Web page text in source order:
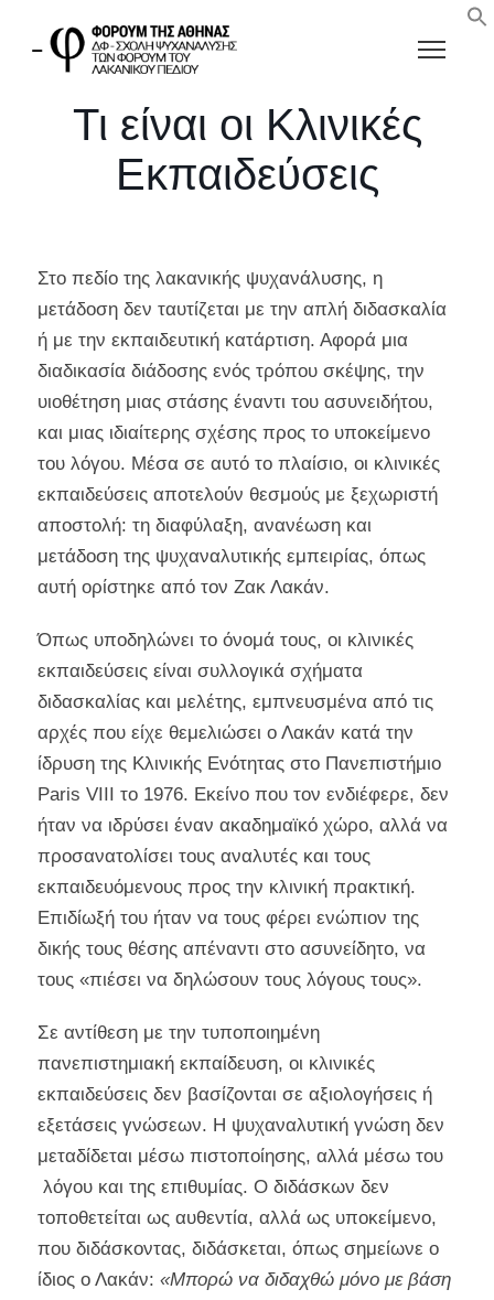
Τι είναι οι Κλινικές
Εκπαιδεύσεις
Στο πεδίο της λακανικής ψυχανάλυσης, η
μετάδοση δεν ταυτίζεται με την απλή διδασκαλία
ή με την εκπαιδευτική κατάρτιση. Αφορά μια
διαδικασία διάδοσης ενός τρόπου σκέψης, την
υιοθέτηση μιας στάσης έναντι του ασυνειδήτου,
και μιας ιδιαίτερης σχέσης προς το υποκείμενο
του λόγου. Μέσα σε αυτό το πλαίσιο, οι κλινικές
εκπαιδεύσεις αποτελούν θεσμούς με ξεχωριστή
αποστολή: τη διαφύλαξη, ανανέωση και
μετάδοση της ψυχαναλυτικής εμπειρίας, όπως
αυτή ορίστηκε από τον Ζακ Λακάν.
Όπως υποδηλώνει το όνομά τους, οι κλινικές
εκπαιδεύσεις είναι συλλογικά σχήματα
διδασκαλίας και μελέτης, εμπνευσμένα από τις
αρχές που είχε θεμελιώσει ο Λακάν κατά την
ίδρυση της Κλινικής Ενότητας στο Πανεπιστήμιο
Paris VIII το 1976. Εκείνο που τον ενδιέφερε, δεν
ήταν να ιδρύσει έναν ακαδημαϊκό χώρο, αλλά να
προσανατολίσει τους αναλυτές και τους
εκπαιδευόμενους προς την κλινική πρακτική.
Επιδίωξή του ήταν να τους φέρει ενώπιον της
δικής τους θέσης απέναντι στο ασυνείδητο, να
τους «πιέσει να δηλώσουν τους λόγους τους».
Σε αντίθεση με την τυποποιημένη
πανεπιστημιακή εκπαίδευση, οι κλινικές
εκπαιδεύσεις δεν βασίζονται σε αξιολογήσεις ή
εξετάσεις γνώσεων. Η ψυχαναλυτική γνώση δεν
μεταδίδεται μέσω πιστοποίησης, αλλά μέσω του
λόγου και της επιθυμίας. Ο διδάσκων δεν
τοποθετείται ως αυθεντία, αλλά ως υποκείμενο,
που διδάσκοντας, διδάσκεται, όπως σημείωνε ο
ίδιος ο Λακάν: «Μπορώ να διδαχθώ μόνο με βάση